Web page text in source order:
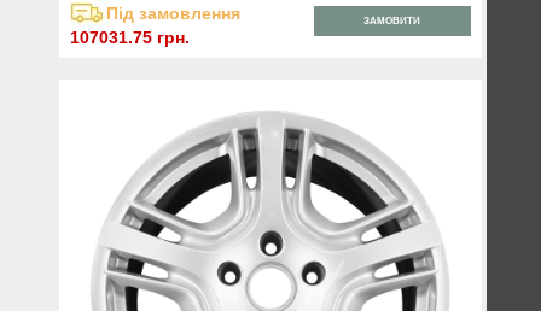
Під замовлення
107031.75 грн.
ЗАМОВИТИ